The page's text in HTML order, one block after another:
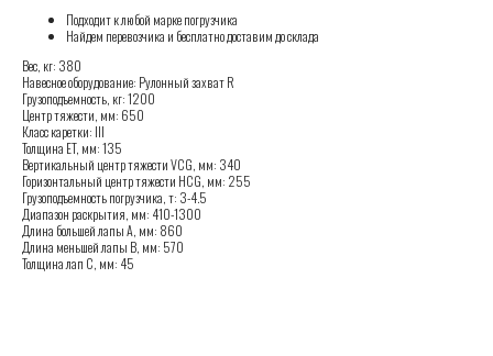
Подходит к любой марке погрузчика
Найдем перевозчика и бесплатно доставим до склада
Вес, кг: 380
Навесное оборудование: Рулонный захват R
Грузоподъемность, кг: 1200
Центр тяжести, мм: 650
Класс каретки: III
Толщина ET, мм: 135
Вертикальный центр тяжести VCG, мм: 340
Горизонтальный центр тяжести HCG, мм: 255
Грузоподъемность погрузчика, т: 3-4.5
Диапазон раскрытия, мм: 410-1300
Длина большей лапы A, мм: 860
Длина меньшей лапы B, мм: 570
Толщина лап C, мм: 45